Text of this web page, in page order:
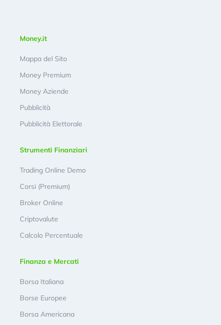
Money.it
Mappa del Sito
Money Premium
Money Aziende
Pubblicità
Pubblicità Elettorale
Strumenti Finanziari
Trading Online Demo
Corsi (Premium)
Broker Online
Criptovalute
Calcolo Percentuale
Finanza e Mercati
Borsa Italiana
Borse Europee
Borsa Americana